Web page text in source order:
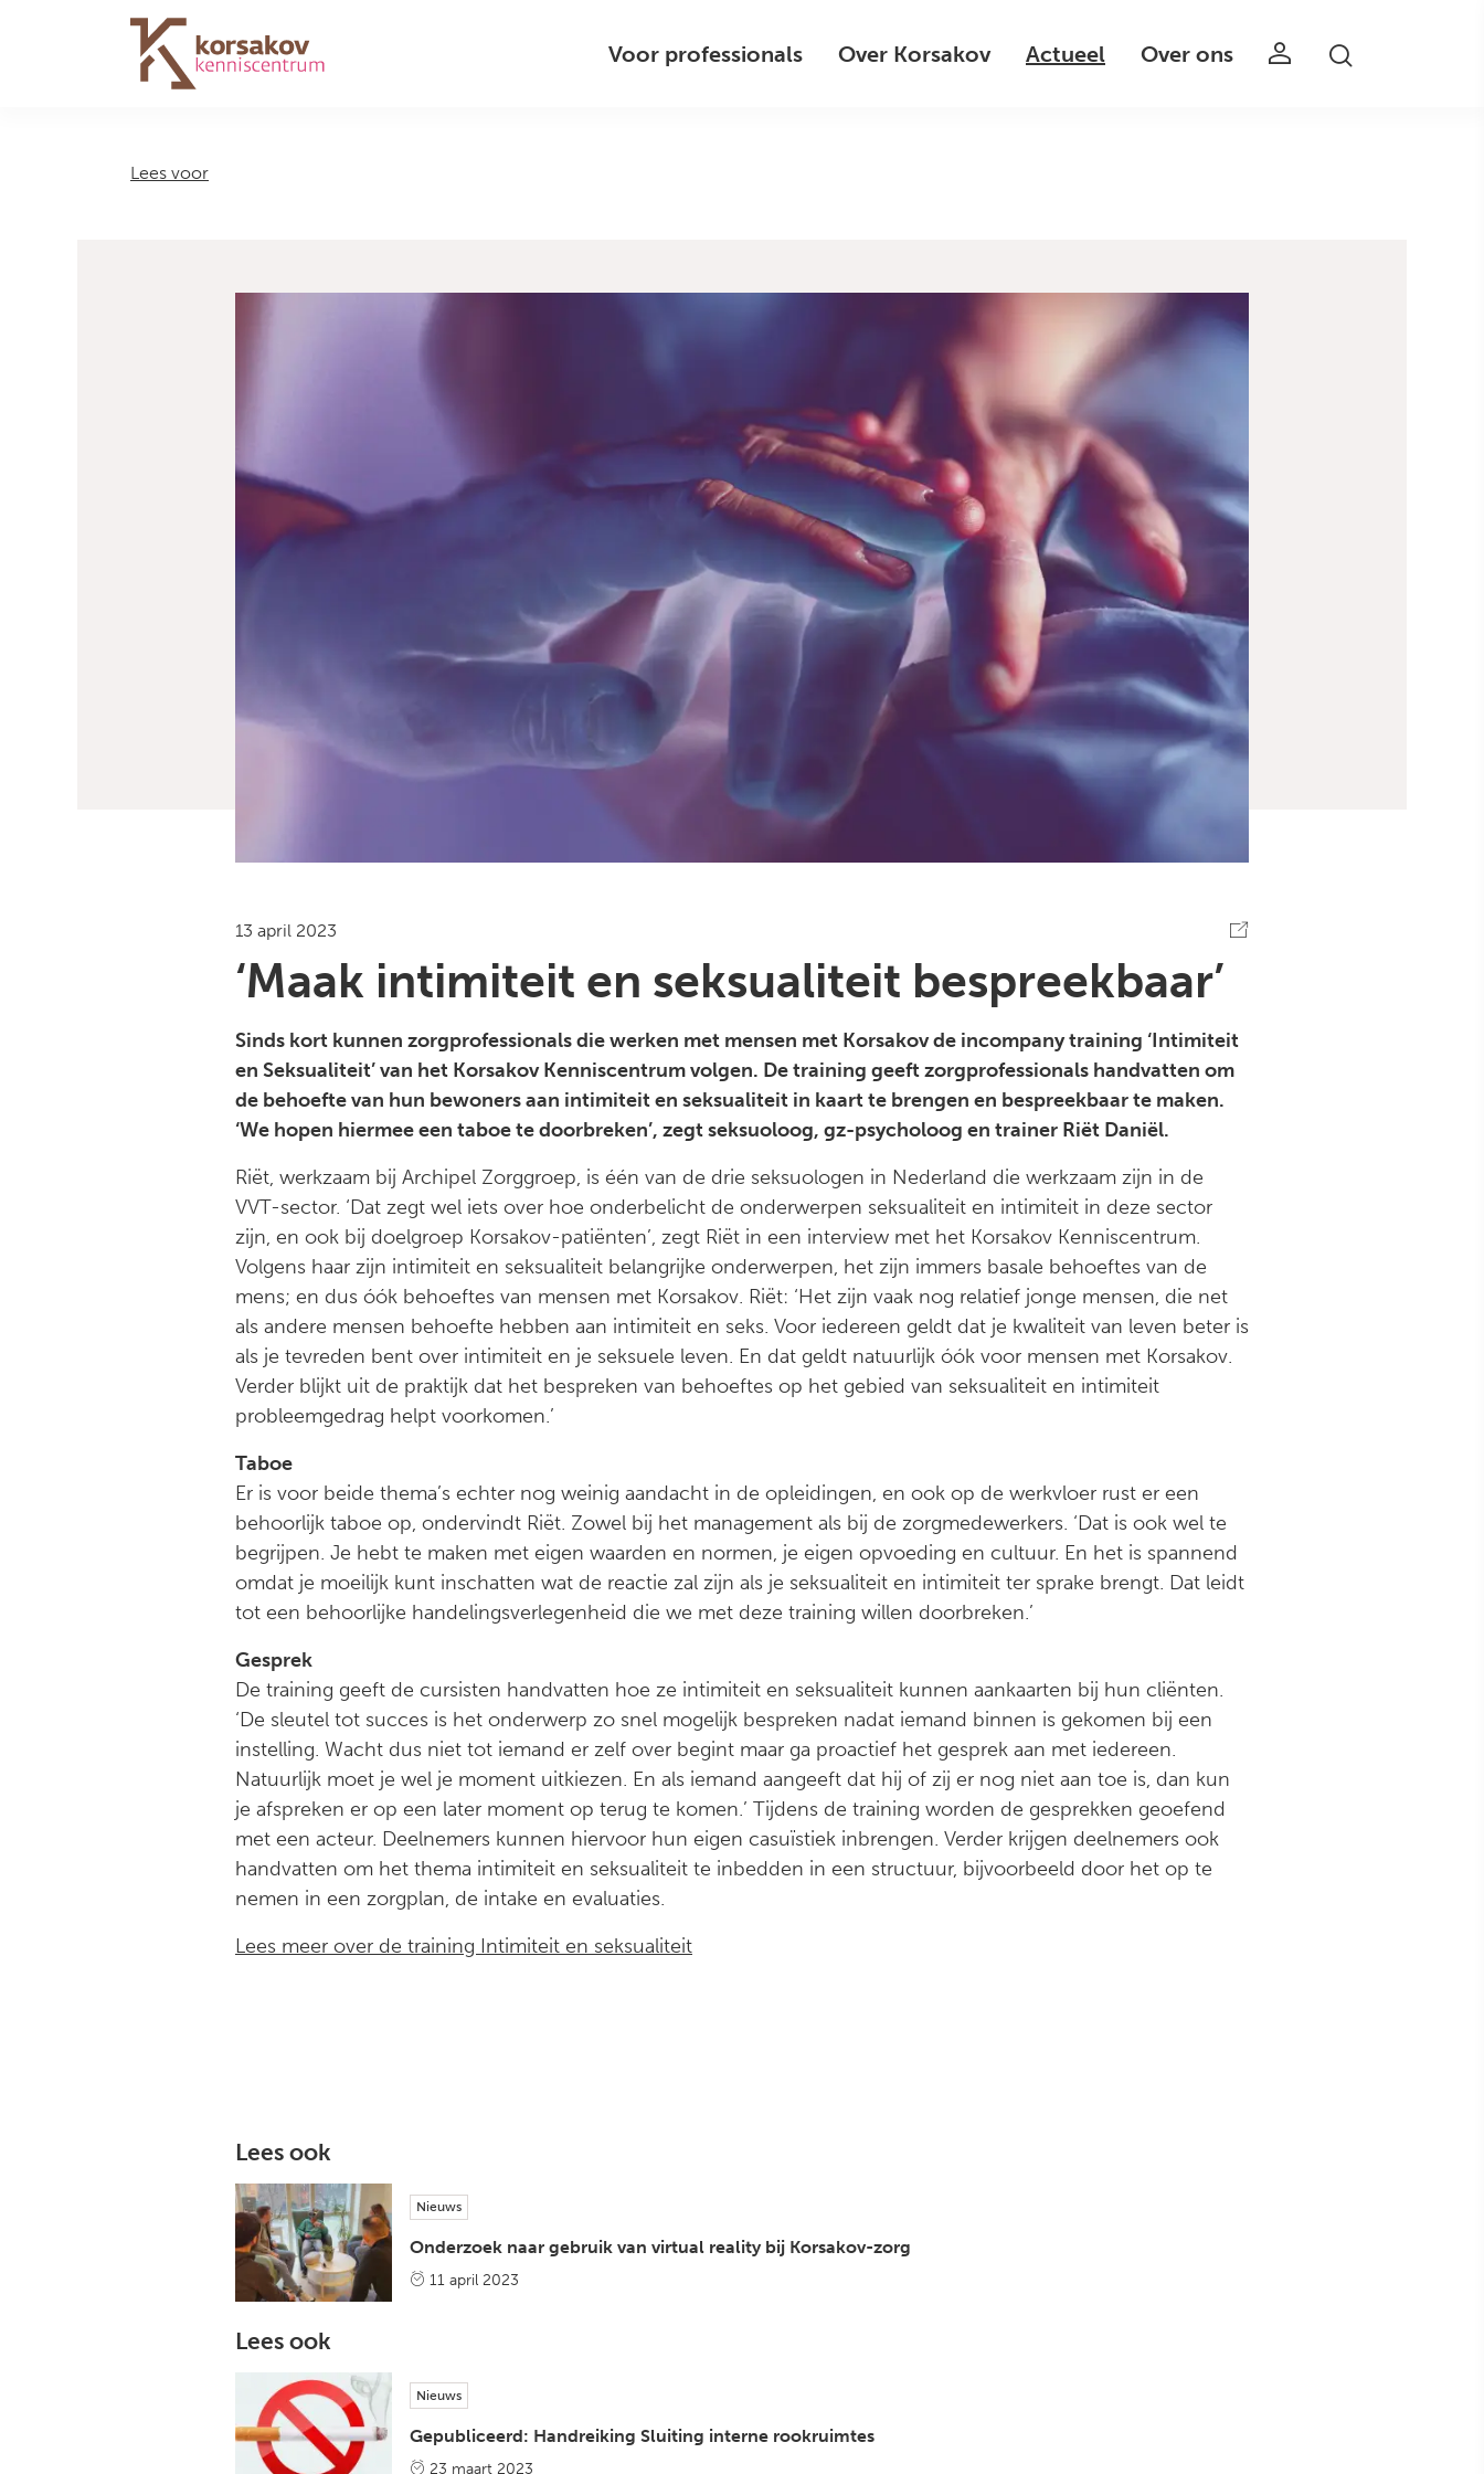
Navigation Voor professionals Over Korsakov Actueel Over ons
Lees voor
13 april 2023
‘Maak intimiteit en seksualiteit bespreekbaar’
Sinds kort kunnen zorgprofessionals die werken met mensen met Korsakov de incompany training ‘Intimiteit
en Seksualiteit’ van het Korsakov Kenniscentrum volgen. De training geeft zorgprofessionals handvatten om
de behoefte van hun bewoners aan intimiteit en seksualiteit in kaart te brengen en bespreekbaar te maken.
‘We hopen hiermee een taboe te doorbreken’, zegt seksuoloog, gz-psycholoog en trainer Riët Daniël.
Riët, werkzaam bij Archipel Zorggroep, is één van de drie seksuologen in Nederland die werkzaam zijn in de
VVT-sector. ‘Dat zegt wel iets over hoe onderbelicht de onderwerpen seksualiteit en intimiteit in deze sector
zijn, en ook bij doelgroep Korsakov-patiënten’, zegt Riët in een interview met het Korsakov Kenniscentrum.
Volgens haar zijn intimiteit en seksualiteit belangrijke onderwerpen, het zijn immers basale behoeftes van de
mens; en dus óók behoeftes van mensen met Korsakov. Riët: ‘Het zijn vaak nog relatief jonge mensen, die net
als andere mensen behoefte hebben aan intimiteit en seks. Voor iedereen geldt dat je kwaliteit van leven beter is
als je tevreden bent over intimiteit en je seksuele leven. En dat geldt natuurlijk óók voor mensen met Korsakov.
Verder blijkt uit de praktijk dat het bespreken van behoeftes op het gebied van seksualiteit en intimiteit
probleemgedrag helpt voorkomen.’
Taboe
Er is voor beide thema’s echter nog weinig aandacht in de opleidingen, en ook op de werkvloer rust er een
behoorlijk taboe op, ondervindt Riët. Zowel bij het management als bij de zorgmedewerkers. ‘Dat is ook wel te
begrijpen. Je hebt te maken met eigen waarden en normen, je eigen opvoeding en cultuur. En het is spannend
omdat je moeilijk kunt inschatten wat de reactie zal zijn als je seksualiteit en intimiteit ter sprake brengt. Dat leidt
tot een behoorlijke handelingsverlegenheid die we met deze training willen doorbreken.’
Gesprek
De training geeft de cursisten handvatten hoe ze intimiteit en seksualiteit kunnen aankaarten bij hun cliënten.
‘De sleutel tot succes is het onderwerp zo snel mogelijk bespreken nadat iemand binnen is gekomen bij een
instelling. Wacht dus niet tot iemand er zelf over begint maar ga proactief het gesprek aan met iedereen.
Natuurlijk moet je wel je moment uitkiezen. En als iemand aangeeft dat hij of zij er nog niet aan toe is, dan kun
je afspreken er op een later moment op terug te komen.’ Tijdens de training worden de gesprekken geoefend
met een acteur. Deelnemers kunnen hiervoor hun eigen casuïstiek inbrengen. Verder krijgen deelnemers ook
handvatten om het thema intimiteit en seksualiteit te inbedden in een structuur, bijvoorbeeld door het op te
nemen in een zorgplan, de intake en evaluaties.
Lees meer over de training Intimiteit en seksualiteit
Lees ook
Nieuws
Onderzoek naar gebruik van virtual reality bij Korsakov-zorg
11 april 2023
Lees ook
Nieuws
Gepubliceerd: Handreiking Sluiting interne rookruimtes
23 maart 2023